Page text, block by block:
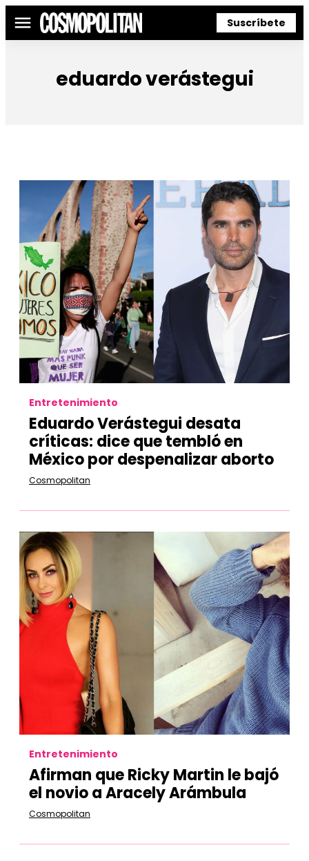
Menú Suscríbete
eduardo verástegui
Entretenimiento
Eduardo Verástegui desata
críticas: dice que tembló en
México por despenalizar aborto
Cosmopolitan
Entretenimiento
Afirman que Ricky Martin le bajó
el novio a Aracely Arámbula
Cosmopolitan